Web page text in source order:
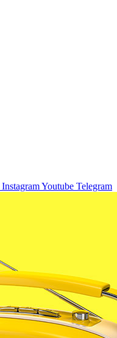
InstagramYoutube Telegram